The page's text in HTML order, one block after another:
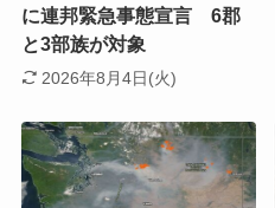
に連邦緊急事態宣言 6郡
と3部族が対象
2026年8月4日(火)